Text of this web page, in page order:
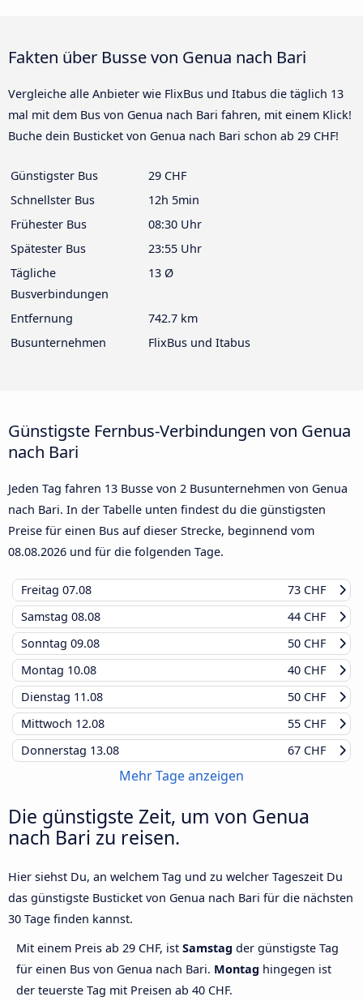
Fakten über Busse von Genua nach Bari
Vergleiche alle Anbieter wie FlixBus und Itabus die täglich 13
mal mit dem Bus von Genua nach Bari fahren, mit einem Klick!
Buche dein Busticket von Genua nach Bari schon ab 29 CHF!
Günstigster Bus
29 CHF
Schnellster Bus
12h 5min
Frühester Bus
08:30 Uhr
Spätester Bus
23:55 Uhr
Tägliche
Busverbindungen
13 Ø
Entfernung
742.7 km
Busunternehmen
FlixBus und Itabus
Günstigste Fernbus-Verbindungen von Genua
nach Bari
Jeden Tag fahren 13 Busse von 2 Busunternehmen von Genua
nach Bari. In der Tabelle unten findest du die günstigsten
Preise für einen Bus auf dieser Strecke, beginnend vom
08.08.2026 und für die folgenden Tage.
Freitag 07.08
73 CHF
Samstag 08.08
44 CHF
Sonntag 09.08
50 CHF
Montag 10.08
40 CHF
Dienstag 11.08
50 CHF
Mittwoch 12.08
55 CHF
Donnerstag 13.08 67 CHF
Mehr Tage anzeigen
Die günstigste Zeit, um von Genua
nach Bari zu reisen.
Hier siehst Du, an welchem Tag und zu welcher Tageszeit Du
das günstigste Busticket von Genua nach Bari für die nächsten
30 Tage finden kannst.
Mit einem Preis ab 29 CHF, ist Samstag der günstigste Tag
für einen Bus von Genua nach Bari. Montag hingegen ist
der teuerste Tag mit Preisen ab 40 CHF.